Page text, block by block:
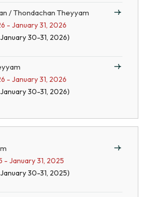
/ Thondachan Theyyam
- January 31, 2026
30-31, 2026)
- January 31, 2026
30-31, 2026)
- January 31, 2025
30-31, 2025)